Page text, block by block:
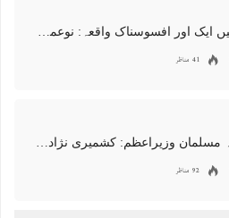
41 مناظر
92 مناظر